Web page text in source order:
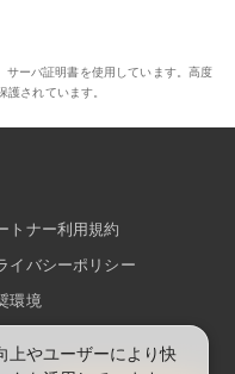
ーバ証明書を使用しています。高度
されています。
トナー利用規約
イバシーポリシー
環境
上やユーザーにより快